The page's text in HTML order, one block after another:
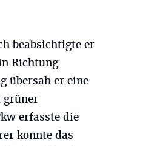
beabsichtigte er
Richtung
übersah er eine
grüner
erfasste die
konnte das